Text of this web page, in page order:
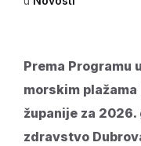
Prema Programu
morskim
županije za
zdravstvo